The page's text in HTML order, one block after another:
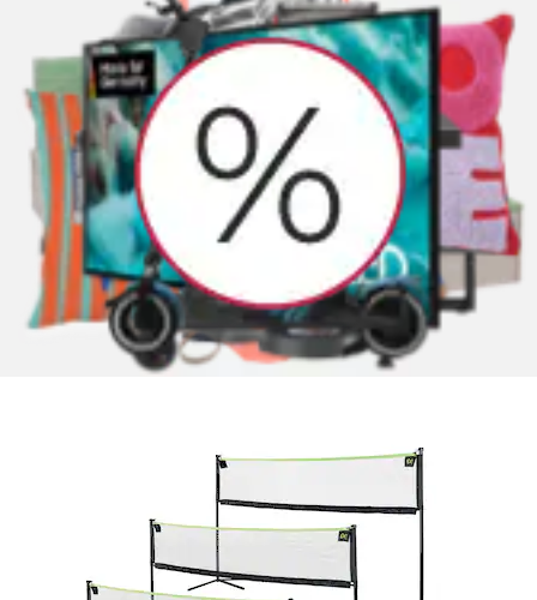
Multifunktionsnetz »Multi Sport Net 3000« BxH:
300x155 cm, höhenverstellbar
EXIT
Aktueller Preis